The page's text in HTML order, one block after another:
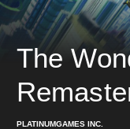
The
PLATINUMGAMES INC.